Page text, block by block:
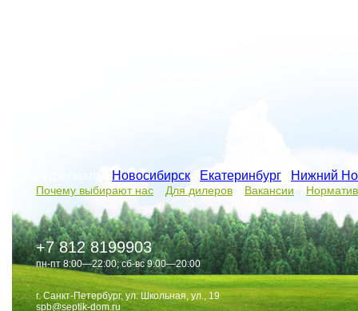
Новосибирск Екатеринбург Нижний
Почему выбирают нас Для дилеров Вакансии
+7 812 8199903
пн-пт 8:00—22:00; сб-вс 9:00—20:00
г. Санкт-Петербург, ул. Школьная, ул., 19
spb@septik-dom.ru